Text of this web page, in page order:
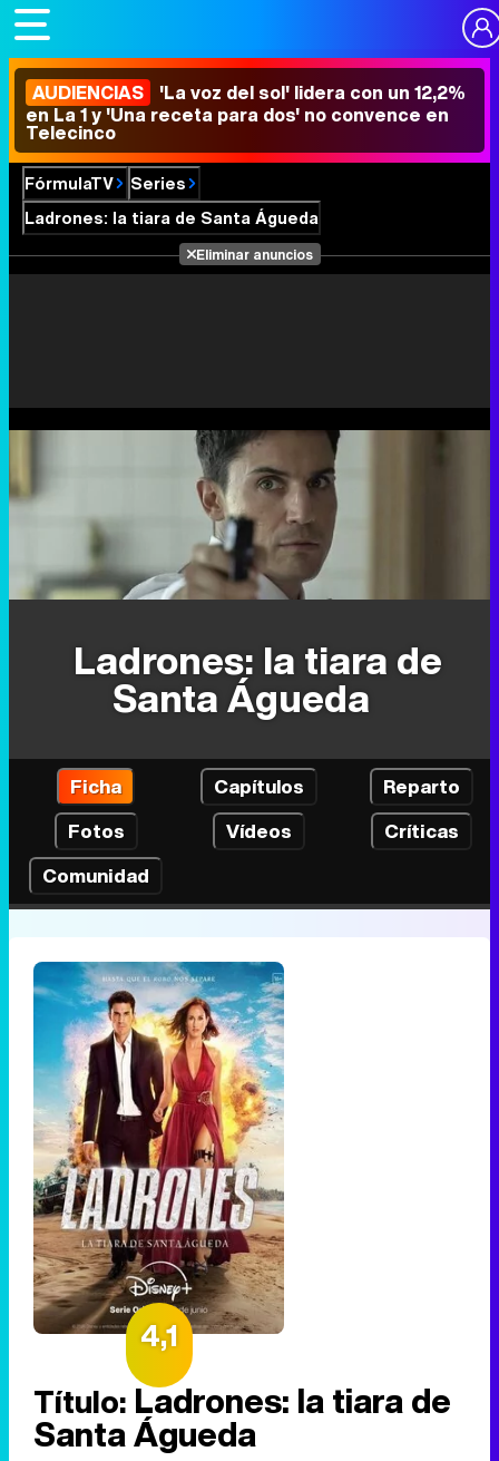
AUDIENCIAS 'La voz del sol' lidera con un 12,2%
en La 1 y 'Una receta para dos' no convence en
Telecinco
FórmulaTV
Series
Ladrones: la tiara de Santa Águeda
Eliminar anuncios
Ladrones: la tiara de
Santa Águeda
Ficha Capítulos
Reparto
Fotos
Vídeos
Críticas
Comunidad
4,1
Título: Ladrones: la tiara de
Santa Águeda